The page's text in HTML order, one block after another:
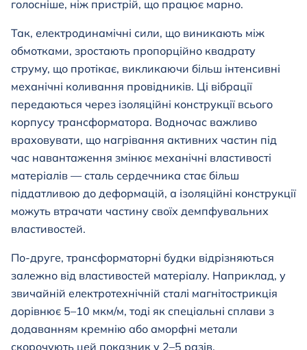
голосніше, ніж пристрій, що працює марно.
Так, електродинамічні сили, що виникають між
обмотками, зростають пропорційно квадрату
струму, що протікає, викликаючи більш інтенсивні
механічні коливання провідників. Ці вібрації
передаються через ізоляційні конструкції всього
корпусу трансформатора. Водночас важливо
враховувати, що нагрівання активних частин під
час навантаження змінює механічні властивості
матеріалів — сталь сердечника стає більш
піддатливою до деформацій, а ізоляційні конструкції
можуть втрачати частину своїх демпфувальних
властивостей.
По-друге, трансформаторні будки відрізняються
залежно від властивостей матеріалу. Наприклад, у
звичайній електротехнічній сталі магнітострикція
дорівнює 5–10 мкм/м, тоді як спеціальні сплави з
додаванням кремнію або аморфні метали
скорочують цей показник у 2–5 разів.